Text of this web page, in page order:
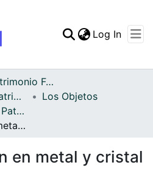
Statistics
Log In
Archivo del Patrimonio Fotográfico y Fílmico del Valle del Cauca
Fondo Archivo del Patrimonio Fotográfico y Fílmico del Valle del Cauca
Los Objetos
APFFVC - Muebles - Patrimonial
Lámpara plafón en metal y cristal del año 1930
en metal y cristal